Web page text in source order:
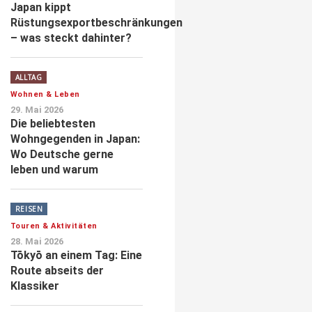
Japan kippt
Rüstungsexportbeschränkungen
– was steckt dahinter?
ALLTAG
Wohnen & Leben
29. Mai 2026
Die beliebtesten
Wohngegenden in Japan:
Wo Deutsche gerne
leben und warum
REISEN
Touren & Aktivitäten
28. Mai 2026
Tōkyō an einem Tag: Eine
Route abseits der
Klassiker